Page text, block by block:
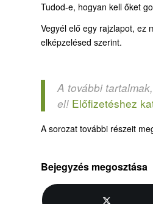
Tudod-e, hogyan kell őket
Vegyél elő egy rajzlapot, ez
elképzelésed szerint.
A további
el! Előfizetéshez
A sorozat további részeit
Bejegyzés megosztása